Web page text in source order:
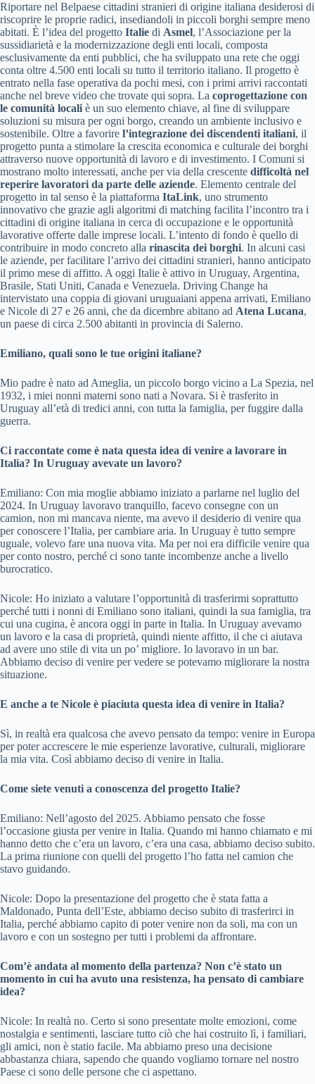
Riportare nel Belpaese cittadini stranieri di origine italiana desiderosi di
riscoprire le proprie radici, insediandoli in piccoli borghi sempre meno
abitati. È l’idea del progetto Italie di Asmel, l’Associazione per la
sussidiarietà e la modernizzazione degli enti locali, composta
esclusivamente da enti pubblici, che ha sviluppato una rete che oggi
conta oltre 4.500 enti locali su tutto il territorio italiano. Il progetto è
entrato nella fase operativa da pochi mesi, con i primi arrivi raccontati
anche nel breve video che trovate qui sopra. La coprogettazione con
le comunità locali è un suo elemento chiave, al fine di sviluppare
soluzioni su misura per ogni borgo, creando un ambiente inclusivo e
sostenibile. Oltre a favorire l’integrazione dei discendenti italiani, il
progetto punta a stimolare la crescita economica e culturale dei borghi
attraverso nuove opportunità di lavoro e di investimento. I Comuni si
mostrano molto interessati, anche per via della crescente difficoltà nel
reperire lavoratori da parte delle aziende. Elemento centrale del
progetto in tal senso è la piattaforma ItaLink, uno strumento
innovativo che grazie agli algoritmi di matching facilita l’incontro tra i
cittadini di origine italiana in cerca di occupazione e le opportunità
lavorative offerte dalle imprese locali. L’intento di fondo è quello di
contribuire in modo concreto alla rinascita dei borghi. In alcuni casi
le aziende, per facilitare l’arrivo dei cittadini stranieri, hanno anticipato
il primo mese di affitto. A oggi Italie è attivo in Uruguay, Argentina,
Brasile, Stati Uniti, Canada e Venezuela. Driving Change ha
intervistato una coppia di giovani uruguaiani appena arrivati, Emiliano
e Nicole di 27 e 26 anni, che da dicembre abitano ad Atena Lucana,
un paese di circa 2.500 abitanti in provincia di Salerno.
Emiliano, quali sono le tue origini italiane?
Mio padre è nato ad Ameglia, un piccolo borgo vicino a La Spezia, nel
1932, i miei nonni materni sono nati a Novara. Si è trasferito in
Uruguay all’età di tredici anni, con tutta la famiglia, per fuggire dalla
guerra.
Ci raccontate come è nata questa idea di venire a lavorare in
Italia? In Uruguay avevate un lavoro?
Emiliano: Con mia moglie abbiamo iniziato a parlarne nel luglio del
2024. In Uruguay lavoravo tranquillo, facevo consegne con un
camion, non mi mancava niente, ma avevo il desiderio di venire qua
per conoscere l’Italia, per cambiare aria. In Uruguay è tutto sempre
uguale, volevo fare una nuova vita. Ma per noi era difficile venire qua
per conto nostro, perché ci sono tante incombenze anche a livello
burocratico.
Nicole: Ho iniziato a valutare l’opportunità di trasferirmi soprattutto
perché tutti i nonni di Emiliano sono italiani, quindi la sua famiglia, tra
cui una cugina, è ancora oggi in parte in Italia. In Uruguay avevamo
un lavoro e la casa di proprietà, quindi niente affitto, il che ci aiutava
ad avere uno stile di vita un po’ migliore. Io lavoravo in un bar.
Abbiamo deciso di venire per vedere se potevamo migliorare la nostra
situazione.
E anche a te Nicole è piaciuta questa idea di venire in Italia?
Sì, in realtà era qualcosa che avevo pensato da tempo: venire in Europa
per poter accrescere le mie esperienze lavorative, culturali, migliorare
la mia vita. Così abbiamo deciso di venire in Italia.
Come siete venuti a conoscenza del progetto Italie?
Emiliano: Nell’agosto del 2025. Abbiamo pensato che fosse
l’occasione giusta per venire in Italia. Quando mi hanno chiamato e mi
hanno detto che c’era un lavoro, c’era una casa, abbiamo deciso subito.
La prima riunione con quelli del progetto l’ho fatta nel camion che
stavo guidando.
Nicole: Dopo la presentazione del progetto che è stata fatta a
Maldonado, Punta dell’Este, abbiamo deciso subito di trasferirci in
Italia, perché abbiamo capito di poter venire non da soli, ma con un
lavoro e con un sostegno per tutti i problemi da affrontare.
Com’è andata al momento della partenza? Non c’è stato un
momento in cui ha avuto una resistenza, ha pensato di cambiare
idea?
Nicole: In realtà no. Certo si sono presentate molte emozioni, come
nostalgia e sentimenti, lasciare tutto ciò che hai costruito lì, i familiari,
gli amici, non è statio facile. Ma abbiamo preso una decisione
abbastanza chiara, sapendo che quando vogliamo tornare nel nostro
Paese ci sono delle persone che ci aspettano.